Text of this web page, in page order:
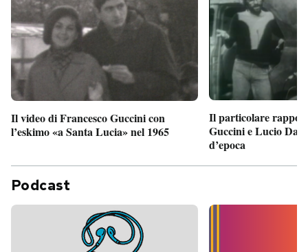
Il video di Francesco Guccini con
l’eskimo «a Santa Lucia» nel 1965
Il particolare
Guccini e Lucio
d’epoca
Podcast